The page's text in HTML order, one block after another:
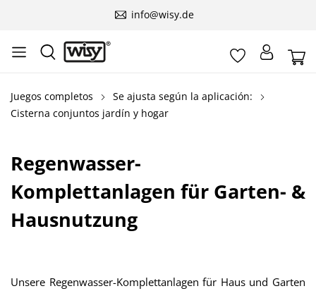
info@wisy.de
Juegos completos
Se ajusta según la aplicación:
Cisterna conjuntos jardín y hogar
Regenwasser-
Komplettanlagen für Garten- &
Hausnutzung
Unsere Regenwasser-Komplettanlagen für Haus und Garten